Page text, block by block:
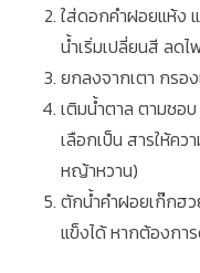
ใส่ดอกคำฝอยแห้ง
น้ำเริ่มเปลี่ยนสี ลด
ยกลงจากเตา กรอ
เติมน้ำตาล ตามชอ
เลือกเป็น สารให้คว
หญ้าหวาน)
ตักน้ำคำฝอยเก๊กฮ
แข็งได้ หากต้องกา